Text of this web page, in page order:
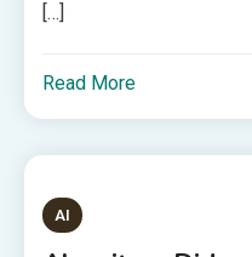
[…]
Read More
AI